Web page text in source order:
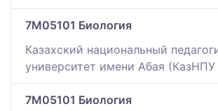
7M05101 Биология
Казахский национальный
университет имени Абая
7M05101 Биология